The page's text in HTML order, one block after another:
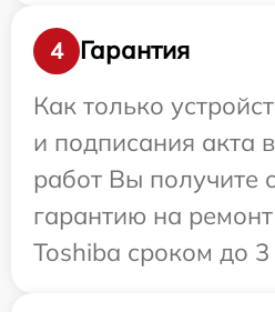
4
Гарантия
Как только
и подписания акта
работ Вы получите
гарантию на ремонт
Toshiba сроком до 3